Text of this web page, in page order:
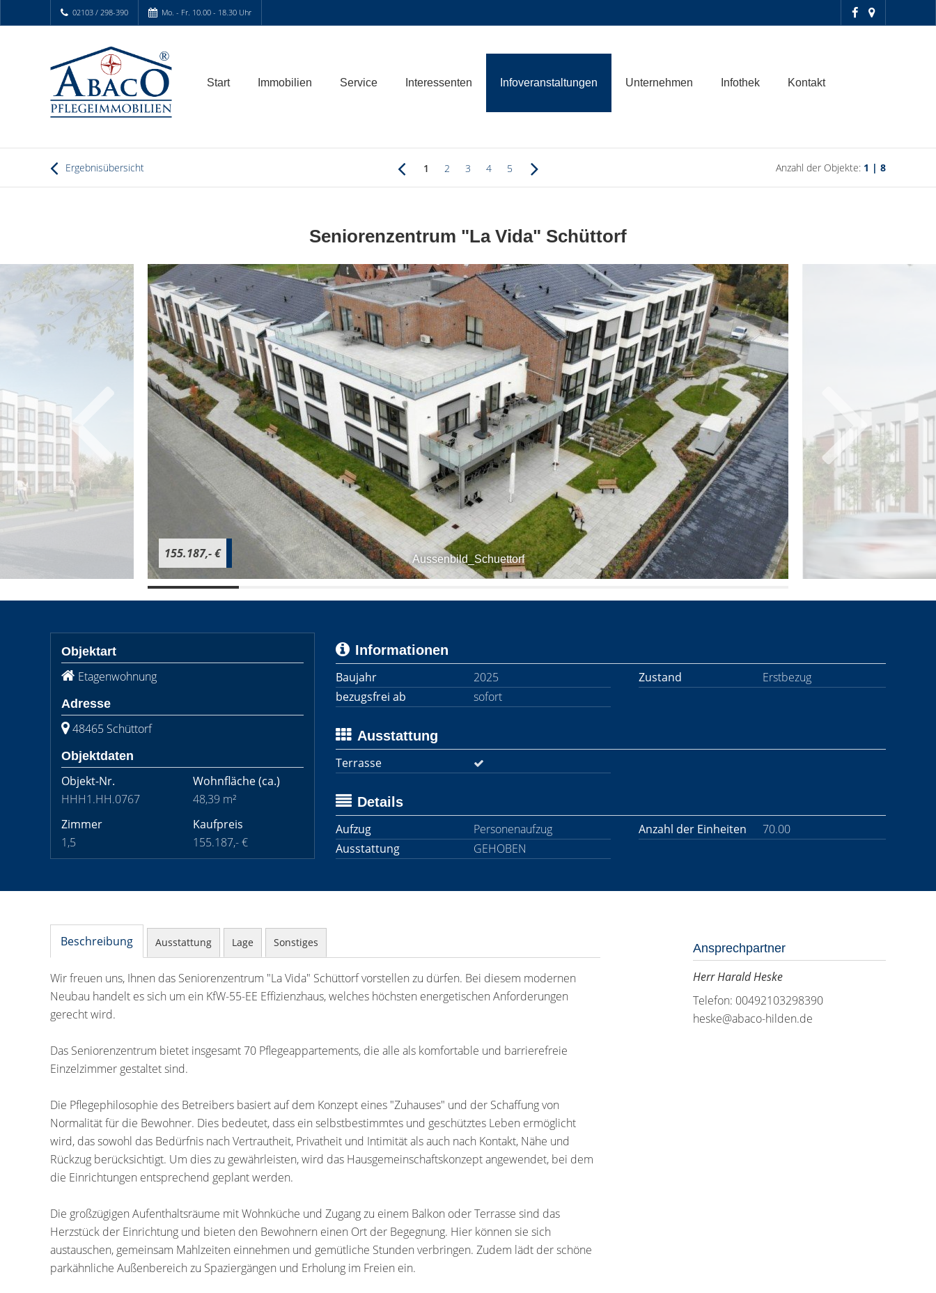
02103 / 298-390 Mo. - Fr. 10.00 - 18.30 Uhr
Start Immobilien Service Interessenten Infoveranstaltungen Unternehmen Infothek Kontakt
Ergebnisübersicht 1 2 3 4 5 Anzahl der Objekte: 1 | 8
Seniorenzentrum "La Vida" Schüttorf
Aussenbild_Schuettorf
155.187,- €
Objektart
Etagenwohnung
Adresse
48465 Schüttorf
Objektdaten
Objekt-Nr.
HHH1.HH.0767
Wohnfläche(ca.)
48,39 m²
Zimmer
1,5
Kaufpreis
155.187,- €
Informationen
Baujahr
2025 Zustand
Erstbezug
bezugsfrei ab
sofort
Ausstattung
Terrasse
Details
Aufzug
Personenaufzug Anzahl der Einheiten
70.00
Ausstattung
GEHOBEN
Beschreibung Ausstattung Lage Sonstiges
Wir freuen uns, Ihnen das Seniorenzentrum "La Vida" Schüttorf vorstellen zu dürfen. Bei diesem modernen
Neubau handelt es sich um ein KfW-55-EE Effizienzhaus, welches höchsten energetischen Anforderungen
gerecht wird.
Das Seniorenzentrum bietet insgesamt 70 Pflegeappartements, die alle als komfortable und barrierefreie
Einzelzimmer gestaltet sind.
Die Pflegephilosophie des Betreibers basiert auf dem Konzept eines "Zuhauses" und der Schaffung von
Normalität für die Bewohner. Dies bedeutet, dass ein selbstbestimmtes und geschütztes Leben ermöglicht
wird, das sowohl das Bedürfnis nach Vertrautheit, Privatheit und Intimität als auch nach Kontakt, Nähe und
Rückzug berücksichtigt. Um dies zu gewährleisten, wird das Hausgemeinschaftskonzept angewendet, bei dem
die Einrichtungen entsprechend geplant werden.
Die großzügigen Aufenthaltsräume mit Wohnküche und Zugang zu einem Balkon oder Terrasse sind das
Herzstück der Einrichtung und bieten den Bewohnern einen Ort der Begegnung. Hier können sie sich
austauschen, gemeinsam Mahlzeiten einnehmen und gemütliche Stunden verbringen. Zudem lädt der schöne
parkähnliche Außenbereich zu Spaziergängen und Erholung im Freien ein.
Ansprechpartner
Herr Harald Heske
Telefon: 00492103298390
heske@abaco-hilden.de